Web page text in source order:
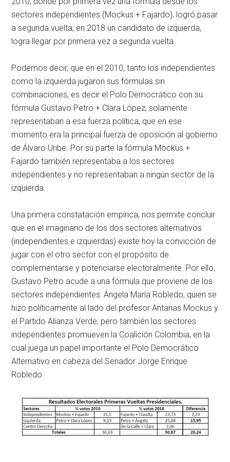
sectores independientes (Mockus + Fajardo), logró pasar
a segunda vuelta, en 2018 un candidato de izquierda,
logra llegar por primera vez a segunda vuelta.
Podemos decir, que en el 2010, tanto los independientes
como la izquierda jugaron sus fórmulas sin
combinaciones, es decir el Polo Democrático con su
fórmula Gustavo Petro + Clara López, solamente
representaban a esa fuerza política, que en ese
momento era la principal fuerza de oposición al gobierno
de Álvaro Uribe. Por su parte la fórmula Mockus +
Fajardo también representaba a los sectores
independientes y no representaban a ningún sector de la
izquierda.
Una primera constatación empírica, nos permite concluir
que en el imaginario de los dos sectores alternativos
(independientes e izquierdas) existe hoy la convicción de
jugar con el otro sector con el propósito de
complementarse y potenciarse electoralmente. Por ello,
Gustavo Petro acude a una fórmula que proviene de los
sectores independientes: Ángela María Robledo, quien se
hizo políticamente al lado del profesor Antanas Mockus y
el Partido Alianza Verde; pero también los sectores
independientes promueven la Coalición Colombia, en la
cual juega un papel importante el Polo Democrático
Alternativo en cabeza del Senador Jorge Enrique
Robledo.